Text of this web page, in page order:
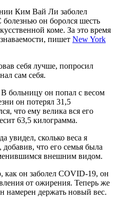
Ким Вай Ли заболел
он боролся шесть
коме. За это время
пишет New York
себя лучше, попросил
сам себя.
больницу он попал с весом
он потерял 31,5
что ему велика вся его
63,5 килограмма.
увидел, сколько веса я
что его семья была
внешним видом.
как он заболел COVID-19, он
от ожирения. Теперь же
намерен держать новый вес.